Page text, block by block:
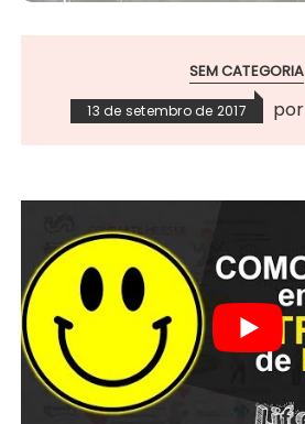
SEM CATEGORIA
13 de setembro de 2017 por